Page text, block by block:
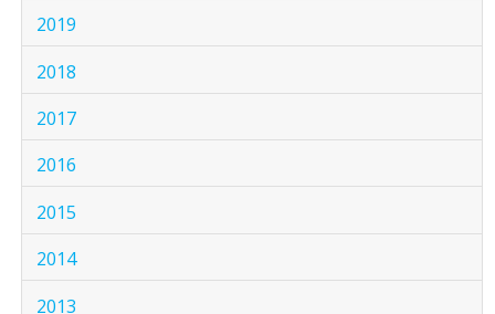
2019
2018
2017
2016
2015
2014
2013